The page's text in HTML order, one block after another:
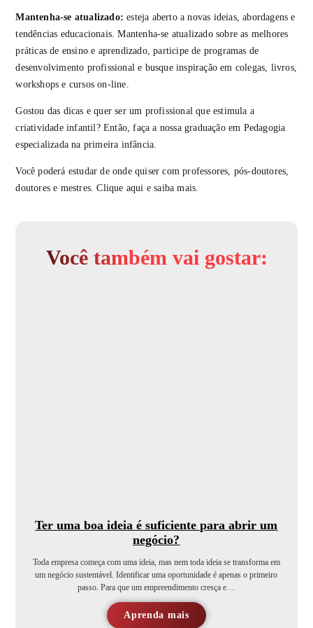
Mantenha-se atualizado:esteja aberto a novas ideias, abordagens e
tendências educacionais. Mantenha-se atualizado sobre as melhores
práticas de ensino e aprendizado, participe de programas de
desenvolvimento profissional e busque inspiração em colegas, livros,
workshops e cursos on-line.
Gostou das dicas e quer ser um profissional que estimula a
criatividade infantil? Então, faça a nossa graduação em Pedagogia
especializada na primeira infância.
Você poderá estudar de onde quiser com professores, pós-doutores,
doutores e mestres. Clique aqui e saiba mais.
Você também vai gostar:
Ter uma boa ideia é suficiente para abrir um
negócio?
Toda empresa começa com uma ideia, mas nem toda ideia se transforma em
um negócio sustentável. Identificar uma oportunidade é apenas o primeiro
passo. Para que um empreendimento cresça e…
Aprenda mais